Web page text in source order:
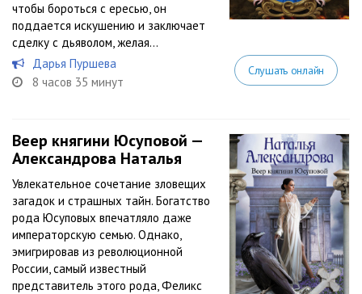
чтобы бороться с ересью, он
поддается искушению и заключает
сделку с дьяволом, желая...
Дарья Пуршева
8 часов 35 минут
Слушать онлайн
Веер княгини Юсуповой —
Александрова Наталья
Увлекательное сочетание зловещих
загадок и страшных тайн. Богатство
рода Юсуповых впечатляло даже
императорскую семью. Однако,
эмигрировав из революционной
России, самый известный
представитель этого рода, Феликс